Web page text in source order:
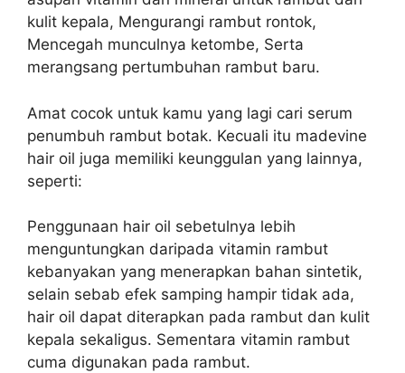
kulit kepala, Mengurangi rambut rontok,
Mencegah munculnya ketombe, Serta
merangsang pertumbuhan rambut baru.
Amat cocok untuk kamu yang lagi cari serum
penumbuh rambut botak. Kecuali itu madevine
hair oil juga memiliki keunggulan yang lainnya,
seperti:
Penggunaan hair oil sebetulnya lebih
menguntungkan daripada vitamin rambut
kebanyakan yang menerapkan bahan sintetik,
selain sebab efek samping hampir tidak ada,
hair oil dapat diterapkan pada rambut dan kulit
kepala sekaligus. Sementara vitamin rambut
cuma digunakan pada rambut.